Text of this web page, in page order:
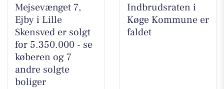
Mejsevænget 7,
Ejby i Lille
Skensved er solgt
for 5.350.000 - se
køberen og 7
andre solgte
boliger
Indbrudsraten i
Køge Kommune er
faldet